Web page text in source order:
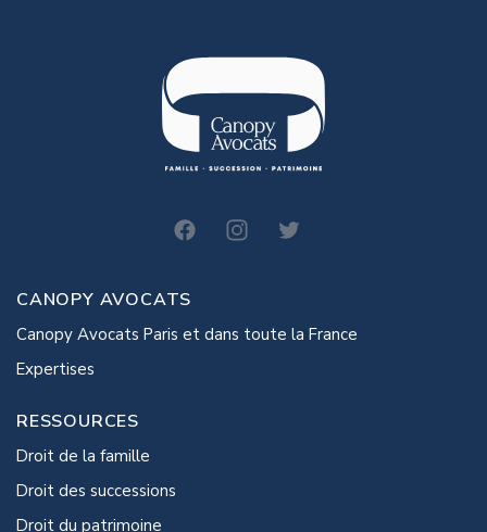
CANOPY AVOCATS
Canopy Avocats Paris et dans toute la France
Expertises
RESSOURCES
Droit de la famille
Droit des successions
Droit du patrimoine